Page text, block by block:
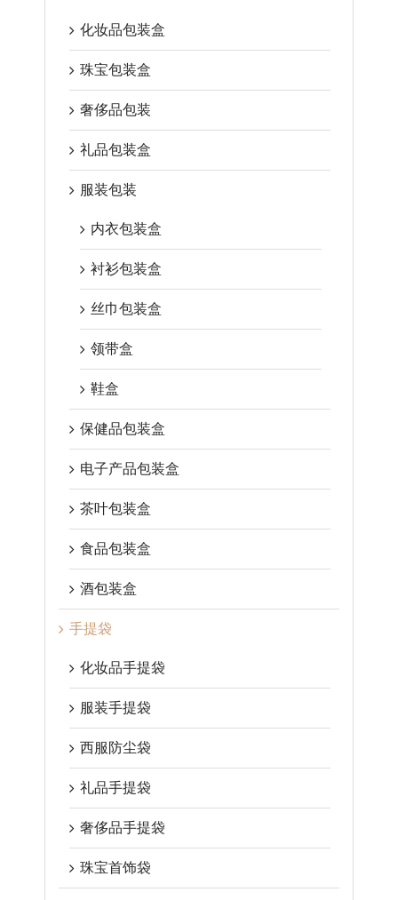
化妆品包装盒
珠宝包装盒
奢侈品包装
礼品包装盒
服装包装
内衣包装盒
衬衫包装盒
丝巾包装盒
领带盒
鞋盒
保健品包装盒
电子产品包装盒
茶叶包装盒
食品包装盒
酒包装盒
手提袋
化妆品手提袋
服装手提袋
西服防尘袋
礼品手提袋
奢侈品手提袋
珠宝首饰袋